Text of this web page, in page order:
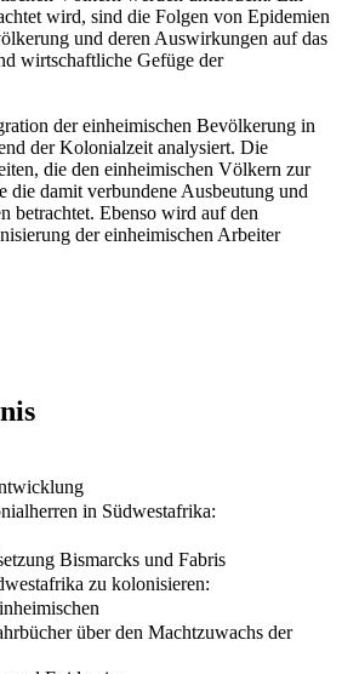
wird, sind die Folgen von Epidemien
und deren Auswirkungen auf das
wirtschaftliche Gefüge der
der einheimischen Bevölkerung in
der Kolonialzeit analysiert. Die
die den einheimischen Völkern zur
die damit verbundene Ausbeutung und
betrachtet. Ebenso wird auf den
der einheimischen Arbeiter
in Südwestafrika:
Bismarcks und Fabris
zu kolonisieren:
über den Machtzuwachs der